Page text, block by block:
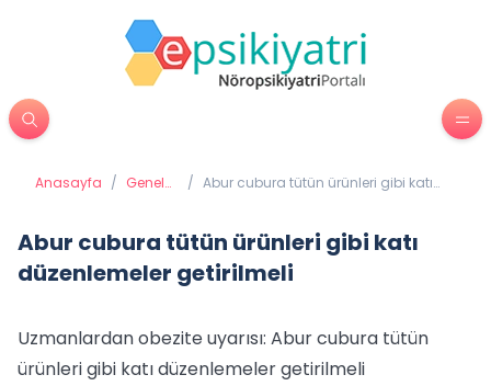
Anasayfa / Genel
/ Abur cubura tütün ürünleri gibi katı
Abur cubura tütün ürünleri gibi katı
düzenlemeler getirilmeli
Uzmanlardan obezite uyarısı: Abur cubura tütün
ürünleri gibi katı düzenlemeler getirilmeli